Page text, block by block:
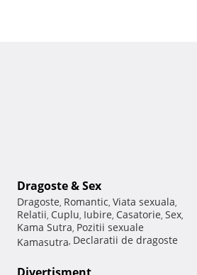
Dragoste & Sex
Dragoste, Romantic, Viata sexuala,
Relatii, Cuplu, Iubire, Casatorie, Sex,
Kama Sutra, Pozitii sexuale
Kamasutra, Declaratii de dragoste